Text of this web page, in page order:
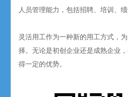
人员管理能力，包括招聘、培训、绩
灵活用工作为一种新的用工方式，
择。无论是初创企业还是成熟企业
得一定的优势。